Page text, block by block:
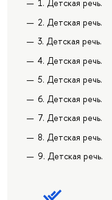
1. Детская речь.
2. Детская речь.
3. Детская речь.
4. Детская речь.
5. Детская речь.
6. Детская речь.
7. Детская речь.
8. Детская речь.
9. Детская речь.